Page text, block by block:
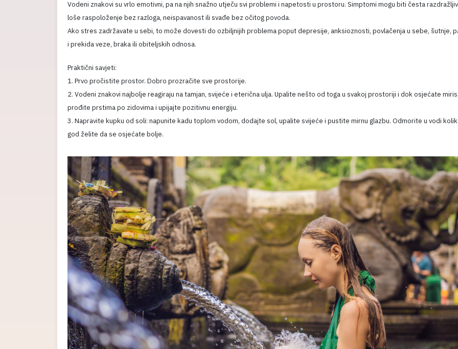
Vodeni znakovi su vrlo emotivni, pa na njih snažno utječu svi problemi i napetosti u prostoru. Simptomi mogu biti česta
loše raspoloženje bez razloga, neispavanost ili svađe bez očitog povoda.
Ako stres zadržavate u sebi, to može dovesti do ozbiljnijih problema poput depresije, anksioznosti, povlačenja u sebe, šutnje,
i prekida veze, braka ili obiteljskih odnosa.
Praktični savjeti:
1. Prvo pročistite prostor. Dobro prozračite sve prostorije.
2. Vodeni znakovi najbolje reagiraju na tamjan, svijeće i eterična ulja. Upalite nešto od toga u svakoj prostoriji i dok osjećate
prođite prstima po zidovima i upijajte pozitivnu energiju.
3. Napravite kupku od soli: napunite kadu toplom vodom, dodajte sol, upalite svijeće i pustite mirnu glazbu. Odmorite u vodi
god želite da se osjećate bolje.